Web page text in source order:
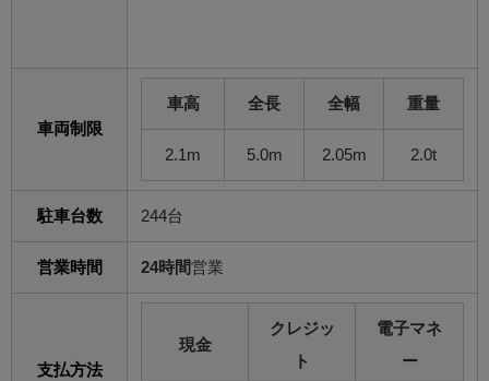
車両制限
車高 全長 全幅 重量
2.1m 5.0m 2.05m 2.0t
駐車台数 244台
営業時間 24時間営業
支払方法
現金
クレジッ
ト
電子マネ
ー